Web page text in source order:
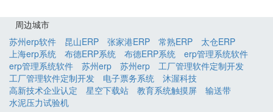
周边城市
苏州erp软件
昆山ERP 张家港ERP 常熟ERP
太仓ERP
上海erp系统
布德ERP系统 布德ERP系统
erp管理系统软件
erp管理系统软件
苏州erp 苏州erp
工厂管理软件定制开发
工厂管理软件定制开发
电子票务系统
沐渥科技
高新技术企业认定
星空下载站 教育系统触摸屏
输送带
水泥压力试验机